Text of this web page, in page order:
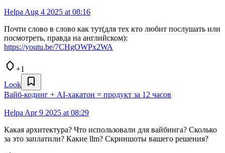
Helpa Aug 4 2025 at 08:16
Почти слово в слово как тут(для тех кто любит послушать или
посмотреть, правда на английском):
https://youtu.be/7CHgOWPx2WA
+1
Look
Вайб-кодинг + AI-хакатон = продукт за 12 часов
Helpa Apr 9 2025 at 08:29
Какая архитектура? Что использовали для вайбинга? Сколько
за это заплатили? Какие llm? Скриншоты вашего решения?